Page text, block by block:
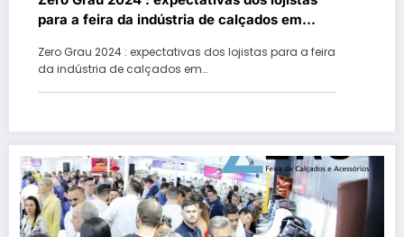
para a feira da indústria de calçados em
Zero Grau 2024 : expectativas dos lojistas para a feira
da indústria de calçados em…